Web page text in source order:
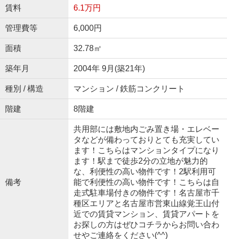
賃料 6.1万円
管理費等 6,000円
面積 32.78㎡
築年月 2004年 9月(築21年)
種別 / 構造 マンション / 鉄筋コンクリート
階建 8階建
備考
共用部には敷地内ごみ置き場・エレベー
タなどが備わっておりとても充実してい
ます！こちらはマンションタイプになり
ます！駅まで徒歩2分の立地が魅力的
な、利便性の高い物件です！2駅利用可
能で利便性の高い物件です！こちらは自
走式駐車場付きの物件です！名古屋市千
種区エリアと名古屋市営東山線覚王山付
近での賃貸マンション、賃貸アパートを
お探しの方はぜひコチラからお問い合わ
せやご連絡をください(^^)